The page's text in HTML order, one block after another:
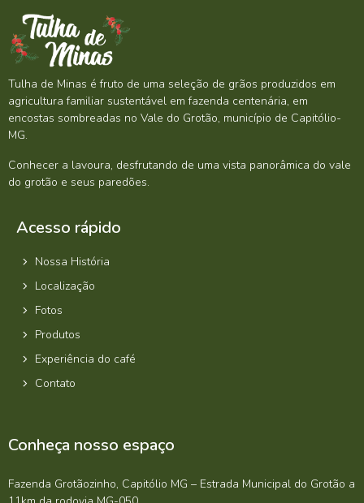
Tulha de Minas é fruto de uma seleção de grãos produzidos em
agricultura familiar sustentável em fazenda centenária, em
encostas sombreadas no Vale do Grotão, município de Capitólio-
MG.
Conhecer a lavoura, desfrutando de uma vista panorâmica do vale
do grotão e seus paredões.
Acesso rápido
Nossa História
Localização
Fotos
Produtos
Experiência do café
Contato
Conheça nosso espaço
Fazenda Grotãozinho, Capitólio MG – Estrada Municipal do Grotão a